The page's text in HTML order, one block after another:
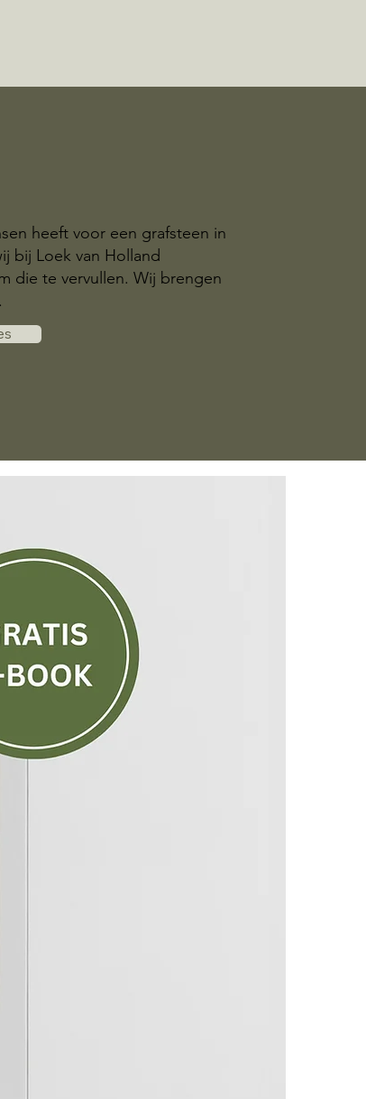
heeft voor een grafsteen in
bij Loek van Holland
die te vervullen. Wij brengen